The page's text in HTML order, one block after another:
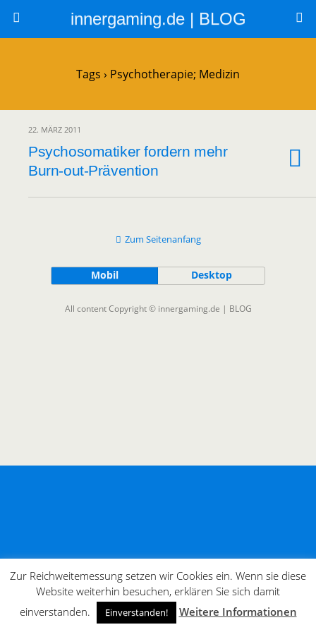
innergaming.de | BLOG
Tags › Psychotherapie; Medizin
22. MÄRZ 2011
Psychosomatiker fordern mehr
Burn-out-Prävention
Zum Seitenanfang
Mobil Desktop
All content Copyright © innergaming.de | BLOG
Zur Reichweitemessung setzen wir Cookies ein. Wenn sie diese
Website weiterhin besuchen, erklären Sie sich damit
einverstanden.
Einverstanden! Weitere Informationen